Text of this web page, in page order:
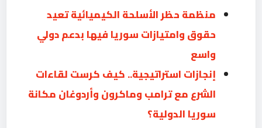
منظمة حظر الأسلحة الكيميائية تعيد
حقوق وامتيازات سوريا فيها بدعم دولي
واسع
إنجازات استراتيجية.. كيف كرست لقاءات
الشرع مع ترامب وماكرون وأردوغان مكانة
سوريا الدولية؟